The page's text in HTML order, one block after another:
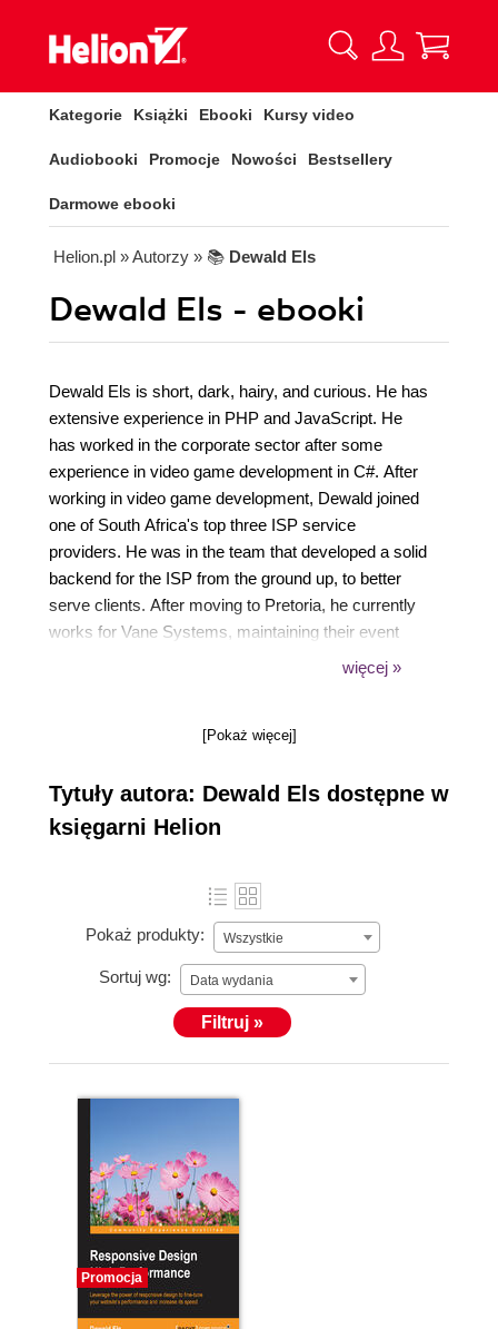
Kategorie Książki Ebooki Kursy video
Audiobooki Promocje Nowości Bestsellery
Darmowe ebooki
Helion.pl » Autorzy » 📚 Dewald Els
Dewald Els - ebooki
Dewald Els is short, dark, hairy, and curious. He has
extensive experience in PHP and JavaScript. He
has worked in the corporate sector after some
experience in video game development in C#. After
working in video game development, Dewald joined
one of South Africa's top three ISP service
providers. He was in the team that developed a solid
backend for the ISP from the ground up, to better
serve clients. After moving to Pretoria, he currently
works for Vane Systems, maintaining their event
sales website, https://www.ticibox.com. He takes
więcej »
[Pokaż więcej]
Tytuły autora: Dewald Els dostępne w
księgarni Helion
Pokaż produkty: Wszystkie
Sortuj wg: Data wydania
Filtruj »
Promocja